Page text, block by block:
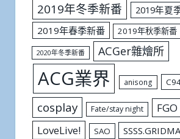
2019年冬季新番
2019年夏
2019年春季新番
2019年秋季新番
2020年冬季新番 ACGer雜燴所
ACG業界 anisong
cosplay Fate/stay night FGO
LoveLive! SAO